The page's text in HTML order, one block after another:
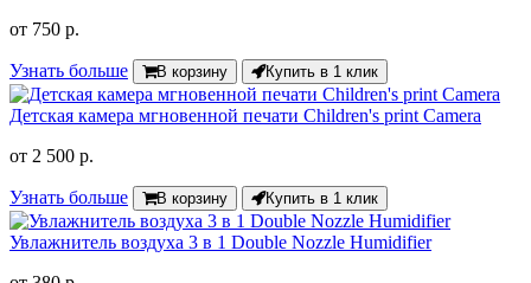
от 750 р.
Узнать больше В корзину Купить в 1 клик
Детская камера мгновенной печати Children's print Camera
от 2 500 р.
Узнать больше В корзину Купить в 1 клик
Увлажнитель воздуха 3 в 1 Double Nozzle Humidifier